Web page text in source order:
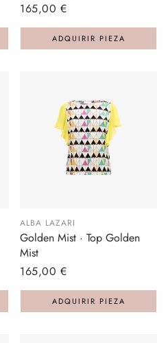
Precio
regular
165,00 €
ADQUIRIR PIEZA
ALBA LAZARI
Golden Mist · Top Golden
Mist
Precio
regular
165,00 €
ADQUIRIR PIEZA